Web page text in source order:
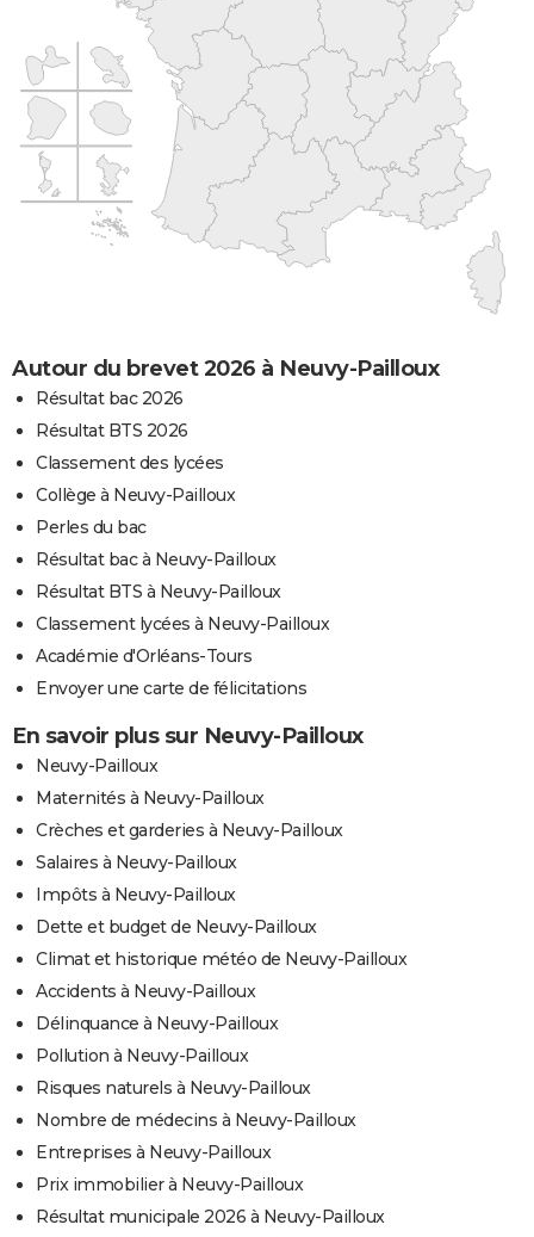
Autour du brevet 2026 à Neuvy-Pailloux
Résultat bac 2026
Résultat BTS 2026
Classement des lycées
Collège à Neuvy-Pailloux
Perles du bac
Résultat bac à Neuvy-Pailloux
Résultat BTS à Neuvy-Pailloux
Classement lycées à Neuvy-Pailloux
Académie d'Orléans-Tours
Envoyer une carte de félicitations
En savoir plus sur Neuvy-Pailloux
Neuvy-Pailloux
Maternités à Neuvy-Pailloux
Crèches et garderies à Neuvy-Pailloux
Salaires à Neuvy-Pailloux
Impôts à Neuvy-Pailloux
Dette et budget de Neuvy-Pailloux
Climat et historique météo de Neuvy-Pailloux
Accidents à Neuvy-Pailloux
Délinquance à Neuvy-Pailloux
Pollution à Neuvy-Pailloux
Risques naturels à Neuvy-Pailloux
Nombre de médecins à Neuvy-Pailloux
Entreprises à Neuvy-Pailloux
Prix immobilier à Neuvy-Pailloux
Résultat municipale 2026 à Neuvy-Pailloux